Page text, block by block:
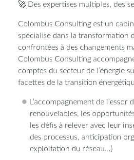
🚀 Des expertises multiples, des
Colombus Consulting est un
spécialisé dans la transformation
confrontées à des changements
Colombus Consulting
comptes du secteur de l’énergie
facettes de la transition
L’accompagnement de l’essor
renouvelables, les
les défis à relever avec leur
des processus, anticipation
exploitation du réseau…)